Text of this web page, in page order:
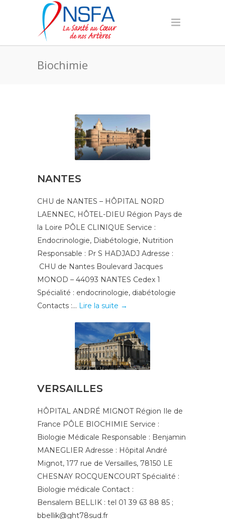
Biochimie
NANTES
CHU de NANTES – HÔPITAL NORD
LAENNEC, HÔTEL-DIEU Région Pays de
la Loire PÔLE CLINIQUE Service :
Endocrinologie, Diabétologie, Nutrition
Responsable : Pr S HADJADJ Adresse :
CHU de Nantes Boulevard Jacques
MONOD – 44093 NANTES Cedex 1
Spécialité : endocrinologie, diabétologie
Contacts :... Lire la suite →
VERSAILLES
HÔPITAL ANDRÉ MIGNOT Région Ile de
France PÔLE BIOCHIMIE Service :
Biologie Médicale Responsable : Benjamin
MANEGLIER Adresse : Hôpital André
Mignot, 177 rue de Versailles, 78150 LE
CHESNAY ROCQUENCOURT Spécialité :
Biologie médicale Contact :
Bensalem BELLIK : tel 01 39 63 88 85 ;
bbellik@ght78sud.fr